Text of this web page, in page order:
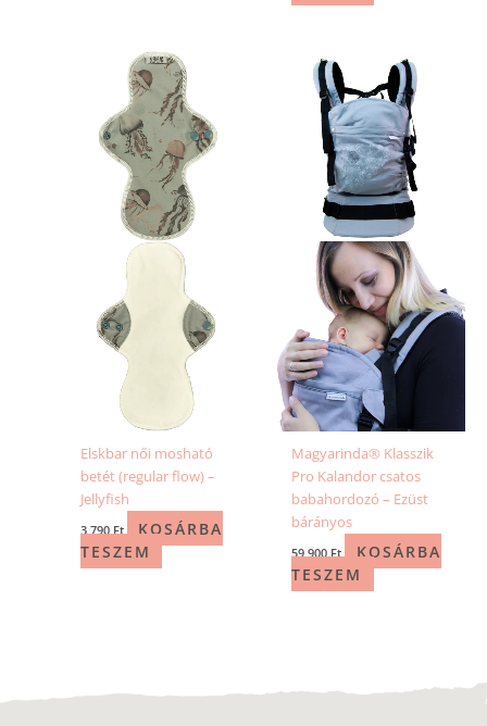
Elskbar női mosható
betét (regular flow) –
Jellyfish
3 790 Ft
KOSÁRBA
TESZEM
Magyarinda® Klasszik
Pro Kalandor csatos
babahordozó – Ezüst
bárányos
59 900 Ft
KOSÁRBA
TESZEM